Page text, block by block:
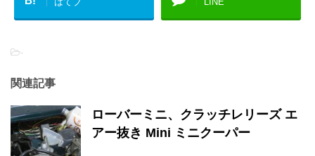
-
関連記事
ローバーミニ、クラッチレリーズ エ
アー抜き Mini ミニクーパー